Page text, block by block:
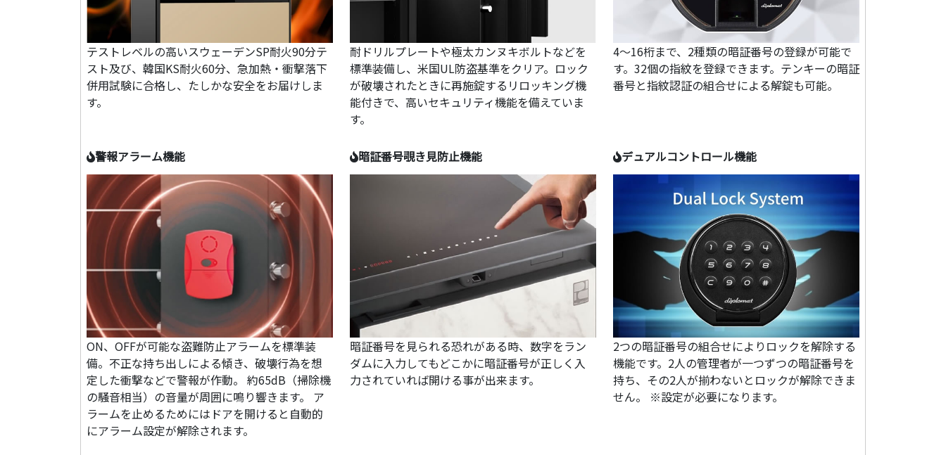
テストレベルの高いスウェーデンSP耐火90分テ
スト及び、韓国KS耐火60分、急加熱・衝撃落下
併用試験に合格し、たしかな安全をお届けしま
す。
耐ドリルプレートや極太カンヌキボルトなどを
標準装備し、米国UL防盗基準をクリア。ロック
が破壊されたときに再施錠するリロッキング機
能付きで、高いセキュリティ機能を備えていま
す。
4～16桁まで、2種類の暗証番号の登録が可能で
す。32個の指紋を登録できます。テンキーの暗証
番号と指紋認証の組合せによる解錠も可能。
警報アラーム機能
ON、OFFが可能な盗難防止アラームを標準装
備。不正な持ち出しによる傾き、破壊行為を想
定した衝撃などで警報が作動。 約65dB（掃除機
の騒音相当）の音量が周囲に鳴り響きます。 ア
ラームを止めるためにはドアを開けると自動的
にアラーム設定が解除されます。
暗証番号覗き見防止機能
暗証番号を見られる恐れがある時、数字をラン
ダムに入力してもどこかに暗証番号が正しく入
力されていれば開ける事が出来ます。
デュアルコントロール機能
2つの暗証番号の組合せによりロックを解除する
機能です。2人の管理者が一つずつの暗証番号を
持ち、その2人が揃わないとロックが解除できま
せん。 ※設定が必要になります。